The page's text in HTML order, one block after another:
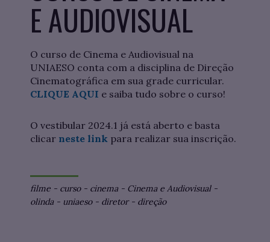
E AUDIOVISUAL
O curso de Cinema e Audiovisual na
UNIAESO conta com a disciplina de Direção
Cinematográfica em sua grade curricular.
CLIQUE AQUI e saiba tudo sobre o curso!
O vestibular 2024.1 já está aberto e basta
clicar neste link para realizar sua inscrição.
filme - curso- cinema - Cinema e Audiovisual-
olinda - uniaeso- diretor- direção